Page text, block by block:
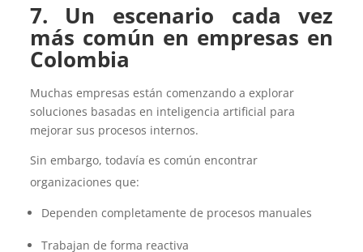
7. Un escenario cada vez
más común en empresas en
Colombia
Muchas empresas están comenzando a explorar
soluciones basadas en inteligencia artificial para
mejorar sus procesos internos.
Sin embargo, todavía es común encontrar
organizaciones que:
Dependen completamente de procesos manuales
Trabajan de forma reactiva